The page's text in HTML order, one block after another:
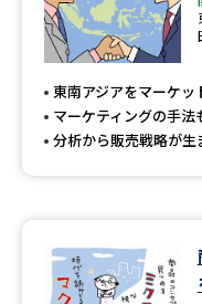
新学年スタート号特集ページ
（高3生用）
SELFBRAND特集ページ
来場型・Web型イベント特
東南アジアをマーケッ
マーケティングの手法
分析から販売戦略が生